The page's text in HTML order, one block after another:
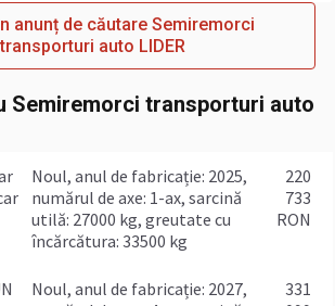
anunț de căutare Semiremorci
transporturi auto LIDER
Semiremorci transporturi auto
Noul, anul de fabricație: 2025,
numărul de axe: 1-ax, sarcină
utilă: 27000 kg, greutate cu
încărcătura: 33500 kg
220
733
RON
Noul, anul de fabricație: 2027,
331